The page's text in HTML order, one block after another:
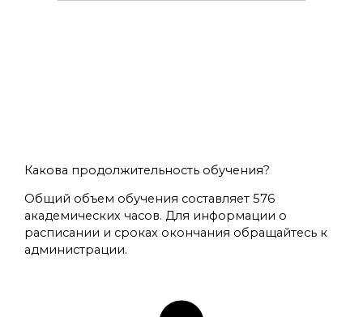
Какова продолжительность обучения?
Общий объем обучения составляет 576
академических часов. Для информации о
расписании и сроках окончания обращайтесь к
администрации.